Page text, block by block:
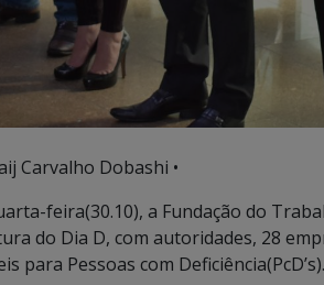
Carvalho Dobashi •
feira(30.10), a Fundação do
do Dia D, com autoridades, 28
para Pessoas com Deficiência(PcD’s).